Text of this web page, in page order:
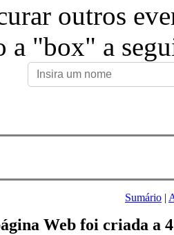
outros
a "box" a
Sumário |
Web foi criada a